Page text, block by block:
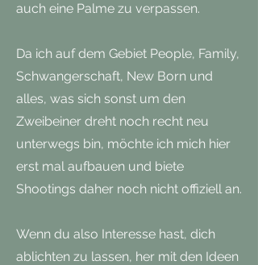
auch eine Palme zu verpassen.
Da ich auf dem Gebiet People, Family,
Schwangerschaft, New Born und
alles, was sich sonst um den
Zweibeiner dreht noch recht neu
unterwegs bin, möchte ich mich hier
erst mal aufbauen und biete
Shootings daher noch nicht offiziell an.
Wenn du also Interesse hast, dich
ablichten zu lassen, her mit den Ideen